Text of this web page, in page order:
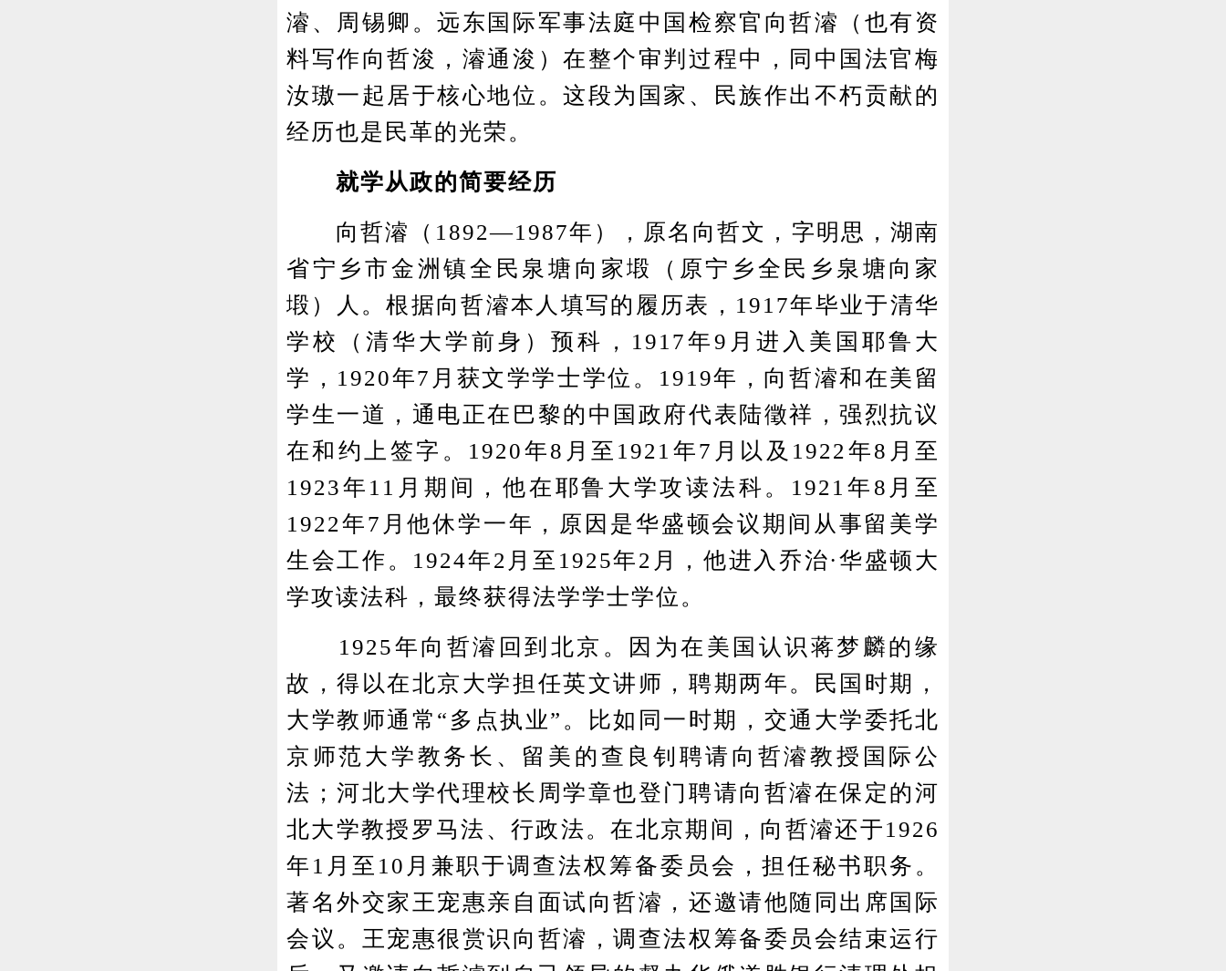
濬、周锡卿。远东国际军事法庭中国检察官向哲濬（也有资
料写作向哲浚，濬通浚）在整个审判过程中，同中国法官梅
汝璈一起居于核心地位。这段为国家、民族作出不朽贡献的
经历也是民革的光荣。
就学从政的简要经历
向哲濬（1892—1987年），原名向哲文，字明思，湖南
省宁乡市金洲镇全民泉塘向家塅（原宁乡全民乡泉塘向家
塅）人。根据向哲濬本人填写的履历表，1917年毕业于清华
学校（清华大学前身）预科，1917年9月进入美国耶鲁大
学，1920年7月获文学学士学位。1919年，向哲濬和在美留
学生一道，通电正在巴黎的中国政府代表陆徵祥，强烈抗议
在和约上签字。1920年8月至1921年7月以及1922年8月至
1923年11月期间，他在耶鲁大学攻读法科。1921年8月至
1922年7月他休学一年，原因是华盛顿会议期间从事留美学
生会工作。1924年2月至1925年2月，他进入乔治·华盛顿大
学攻读法科，最终获得法学学士学位。
1925年向哲濬回到北京。因为在美国认识蒋梦麟的缘
故，得以在北京大学担任英文讲师，聘期两年。民国时期，
大学教师通常“多点执业”。比如同一时期，交通大学委托北
京师范大学教务长、留美的查良钊聘请向哲濬教授国际公
法；河北大学代理校长周学章也登门聘请向哲濬在保定的河
北大学教授罗马法、行政法。在北京期间，向哲濬还于1926
年1月至10月兼职于调查法权筹备委员会，担任秘书职务。
著名外交家王宠惠亲自面试向哲濬，还邀请他随同出席国际
会议。王宠惠很赏识向哲濬，调查法权筹备委员会结束运行